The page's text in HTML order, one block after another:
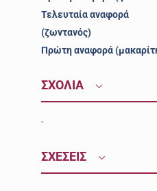
Τελευταία αναφορά
(ζωντανός)
Πρώτη αναφορά
ΣΧΟΛΙΑ
-
ΣΧΕΣΕΙΣ